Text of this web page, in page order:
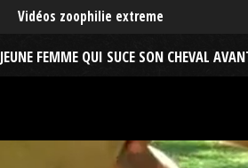
Vidéos zoophilie extreme
JEUNE FEMME QUI SUCE SON CHEVAL